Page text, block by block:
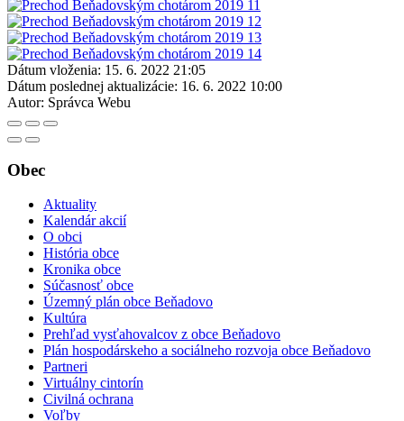
Dátum vloženia: 15. 6. 2022 21:05
Dátum poslednej aktualizácie: 16. 6. 2022 10:00
Autor: Správca Webu
Obec
Aktuality
Kalendár akcií
O obci
História obce
Kronika obce
Súčasnosť obce
Územný plán obce Beňadovo
Kultúra
Prehľad vysťahovalcov z obce Beňadovo
Plán hospodárskeho a sociálneho rozvoja obce Beňadovo
Partneri
Virtuálny cintorín
Civilná ochrana
Voľby